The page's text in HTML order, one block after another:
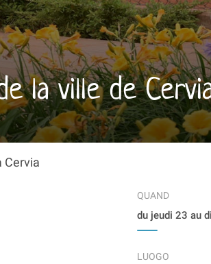
la ville de
Cervia
QUAND
du jeudi 23 au
LUOGO